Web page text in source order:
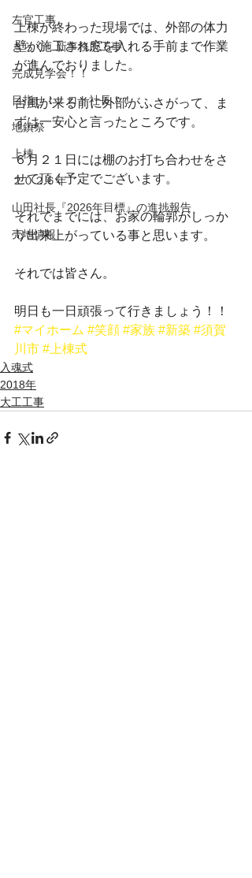
左官工事
きらく 新事務所工事
完成見学会！！
目指せ！！ロト社長！！
地鎮祭
上棟
２０２６年
山田社長『2026年目標』の進捗報告
売地情報
上棟が終わった現場では、外部の体力
壁が施工され窓を入れる手前まで作業
が進んでおりました。
台風が来る前に外部がふさがって、ま
ずは一安心と言ったところです。
６月２１日には棚のお打ち合わせをさ
せて頂く予定でございます。
それでまでには、お家の輪郭がしっか
り出来上がっている事と思います。
それでは皆さん。
明日も一日頑張って行きましょう！！
#マイホーム #笑顔 #家族 #新築 #須賀
川市 #上棟式
入魂式
2018年
大工工事